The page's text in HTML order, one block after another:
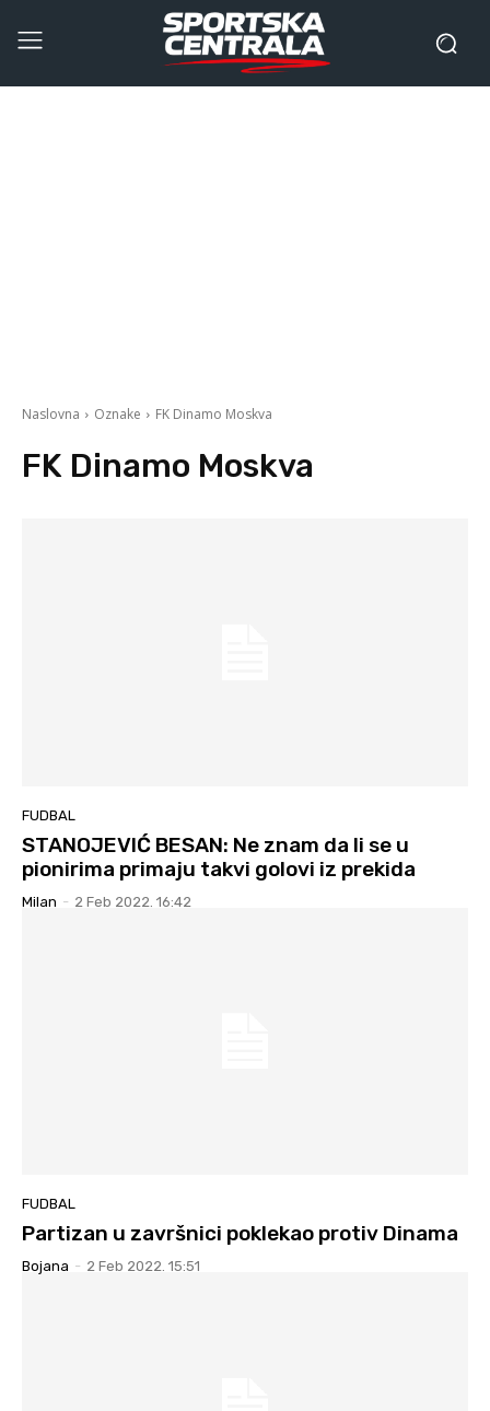
Naslovna Oznake FK Dinamo Moskva
FK Dinamo Moskva
FUDBAL
STANOJEVIĆ BESAN: Ne znam da li se u
pionirima primaju takvi golovi iz prekida
Milan - 2 Feb 2022. 16:42
FUDBAL
Partizan u završnici poklekao protiv Dinama
Bojana - 2 Feb 2022. 15:51